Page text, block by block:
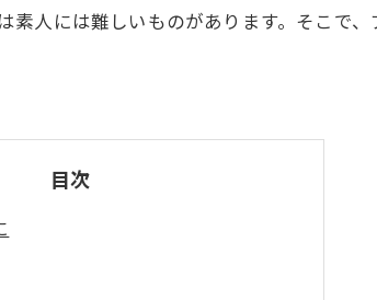
人には難しいものがあります。そこで
目次